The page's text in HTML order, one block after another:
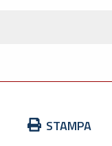
STAMPA